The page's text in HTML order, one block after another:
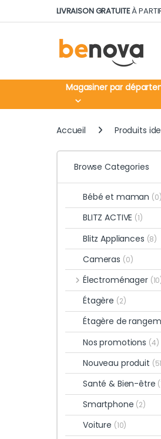
Skip to navigation
Skip to contentLIVRAISON GRATUITEÀ
Magasiner par
Accueil Produits
Browse Categories
Bébé et maman (0)
BLITZ ACTIVE (1)
Blitz Appliances (8)
Cameras (0)
Électroménager
Étagère (2)
Étagère de
Nos promotions (4)
Nouveau produit
Santé & Bien-être
Smartphone (2)
Voiture (10)